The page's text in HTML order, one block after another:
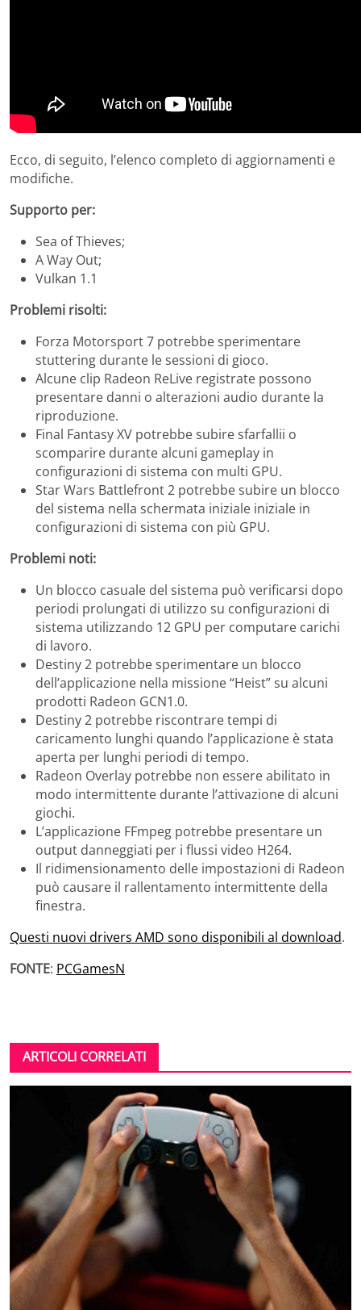
Ecco, di seguito, l’elenco completo di aggiornamenti e
modifiche.
Supporto per:
Sea of ​​Thieves;
A Way Out;
Vulkan 1.1
Problemi risolti:
Forza Motorsport 7 potrebbe sperimentare
stuttering durante le sessioni di gioco.
Alcune clip Radeon ReLive registrate possono
presentare danni o alterazioni audio durante la
riproduzione.
Final Fantasy XV potrebbe subire sfarfallii o
scomparire durante alcuni gameplay in
configurazioni di sistema con multi GPU.
Star Wars Battlefront 2 potrebbe subire un blocco
del sistema nella schermata iniziale iniziale in
configurazioni di sistema con più GPU.
Problemi noti:
Un blocco casuale del sistema può verificarsi dopo
periodi prolungati di utilizzo su configurazioni di
sistema utilizzando 12 GPU per computare carichi
di lavoro.
Destiny 2 potrebbe sperimentare un blocco
dell’applicazione nella missione “Heist” su alcuni
prodotti Radeon GCN1.0.
Destiny 2 potrebbe riscontrare tempi di
caricamento lunghi quando l’applicazione è stata
aperta per lunghi periodi di tempo.
Radeon Overlay potrebbe non essere abilitato in
modo intermittente durante l’attivazione di alcuni
giochi.
L’applicazione FFmpeg potrebbe presentare un
output danneggiati per i flussi video H264.
Il ridimensionamento delle impostazioni di Radeon
può causare il rallentamento intermittente della
finestra.
Questi nuovi drivers AMD sono disponibili al download.
FONTE: PCGamesN
ARTICOLI CORRELATI